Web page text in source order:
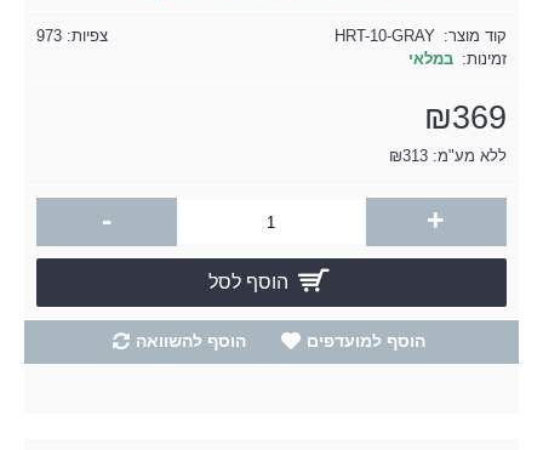
צפיות: 973 קוד מוצר: HRT-10-GRAY
זמינות: במלאי
₪369
ללא מע"מ: ₪313
- +
הוסף לסל
הוסף למועדפים הוסף להשוואה